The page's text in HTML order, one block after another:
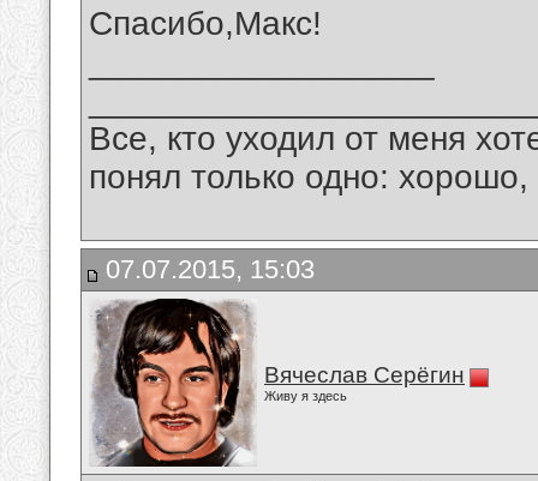
Спасибо,Макс!
Все, кто уходил от меня
понял только одно:
07.07.2015, 15:03
Вячеслав Серёгин
Живу я здесь